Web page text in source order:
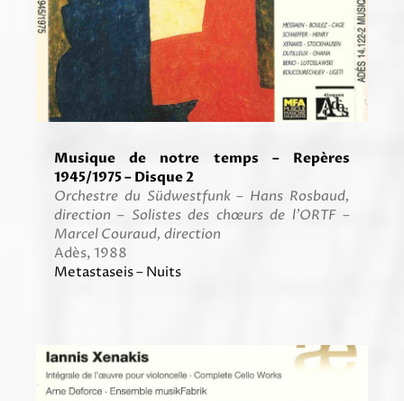
Musique de notre temps – Repères
1945/1975 – Disque 2
Orchestre du Südwestfunk – Hans Rosbaud,
direction – Solistes des chœurs de l’ORTF –
Marcel Couraud, direction
Adès, 1988
Metastaseis – Nuits